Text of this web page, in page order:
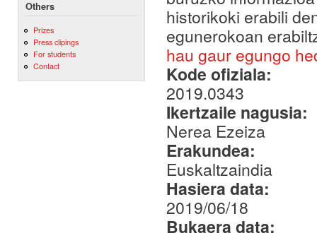
Others
Prizes
Press clipings
For students
Contact
historikoki erabili
egunerokoan
hau gaur egungo
Kode ofiziala:
2019.0343
Ikertzaile nagusia:
Nerea Ezeiza
Erakundea:
Euskaltzaindia
Hasiera data:
2019/06/18
Bukaera data: